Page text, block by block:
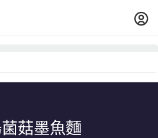
菇墨魚麵